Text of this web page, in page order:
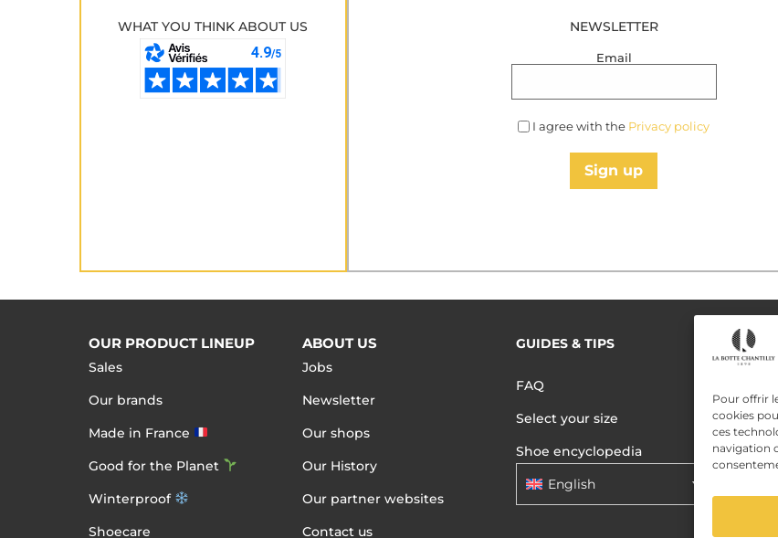
Pour offrir
cookies
ces
navigation
WHAT YOU THINK ABOUT US NEWSLETTER
Email
I agree with the Privacy policy
Sign up
OUR PRODUCT LINEUP
Sales
Our brands
Made in France
Good for the Planet
Winterproof
Shoecare
ABOUT US
Jobs
Newsletter
Our shops
Our History
Our partner websites
Contact us
GUIDES & TIPS
FAQ
Select your size
Shoe encyclopedia
English
READ
Terms
Data